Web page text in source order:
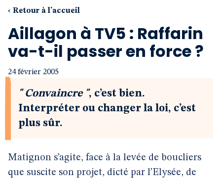
Nos propositions
Notre revue
Boutique
‹ Retour à l'accueil
Aillagon à TV5 : Raffarin
va-t-il passer en force ?
24 février 2005
" Convaincre ", c’est bien.
Interpréter ou changer la loi, c’est
plus sûr.
Matignon s’agite, face à la levée de boucliers
que suscite son projet, dicté par l’Elysée, de